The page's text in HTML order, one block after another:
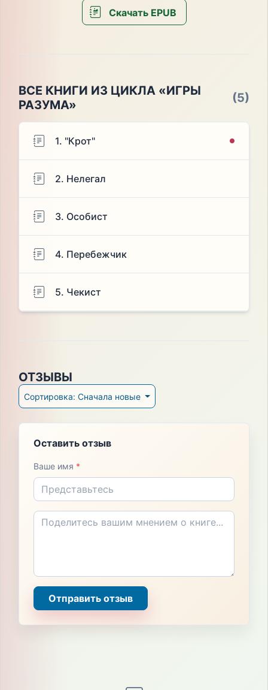
Скачать EPUB
ВСЕ КНИГИ ИЗ ЦИКЛА «ИГРЫ
РАЗУМА»
(5)
1. "Крот"
2. Нелегал
3. Особист
4. Перебежчик
5. Чекист
ОТЗЫВЫ
Сортировка: Сначала новые
Оставить отзыв
Ваше имя *
Отправить отзыв